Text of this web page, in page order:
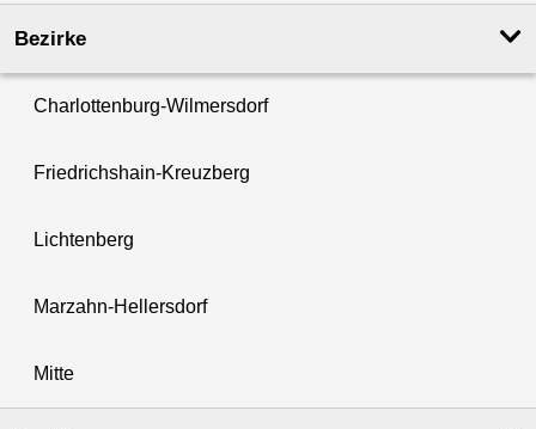
Bezirke
Charlottenburg-Wilmersdorf
Friedrichshain-Kreuzberg
Lichtenberg
Marzahn-Hellersdorf
Mitte